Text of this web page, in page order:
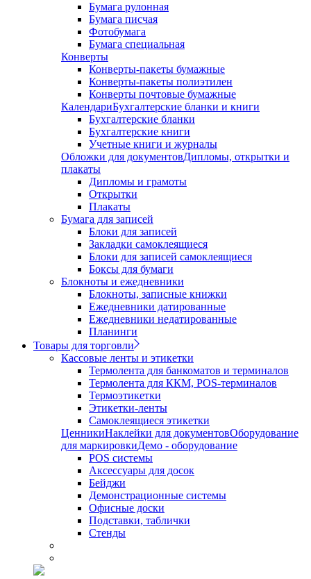
Бумага рулонная
Бумага писчая
Фотобумага
Бумага специальная
Конверты
Конверты-пакеты бумажные
Конверты-пакеты полиэтилен
Конверты почтовые бумажные
КалендариБухгалтерские бланки и книги
Бухгалтерские бланки
Бухгалтерские книги
Учетные книги и журналы
Обложки для документовДипломы, открытки и
плакаты
Дипломы и грамоты
Открытки
Плакаты
Бумага для записей
Блоки для записей
Закладки самоклеящиеся
Блоки для записей самоклеящиеся
Боксы для бумаги
Блокноты и ежедневники
Блокноты, записные книжки
Ежедневники датированные
Ежедневники недатированные
Планинги
Товары для торговли
Кассовые ленты и этикетки
Термолента для банкоматов и терминалов
Термолента для ККМ, POS-терминалов
Термоэтикетки
Этикетки-ленты
Самоклеящиеся этикетки
ЦенникиНаклейки для документовОборудование
для маркировкиДемо - оборудование
POS системы
Аксессуары для досок
Бейджи
Демонстрационные системы
Офисные доски
Подставки, таблички
Стенды